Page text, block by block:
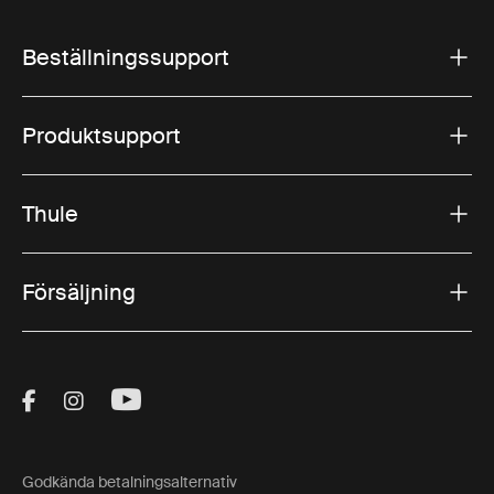
Beställningssupport
Produktsupport
Thule
Försäljning
Visit Thule on Facebook (external link)
Visit Thule on Instagram (external link)
Visit Thule on Youtube (external
Godkända betalningsalternativ